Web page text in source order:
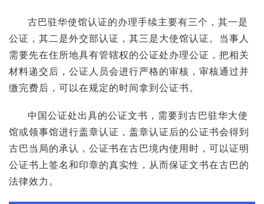
服务使用说明书
@老陈有话说
古巴驻华使馆认证的办理手续主要有三个，其一是
公证，其二是外交部认证，其三是大使馆认证。当事人
需要先在住所地具有管辖权的公证处办理公证，把相关
材料递交后，公证人员会进行严格的审核，审核通过并
缴完费后，可以在规定的时间拿到公证书。
中国公证处出具的公证文书，需要到古巴驻华大使
馆或领事馆进行盖章认证，盖章认证后的公证书会得到
古巴当局的承认，公证书在古巴境内使用时，可以证明
公证书上签名和印章的真实性，从而保证文书在古巴的
法律效力。